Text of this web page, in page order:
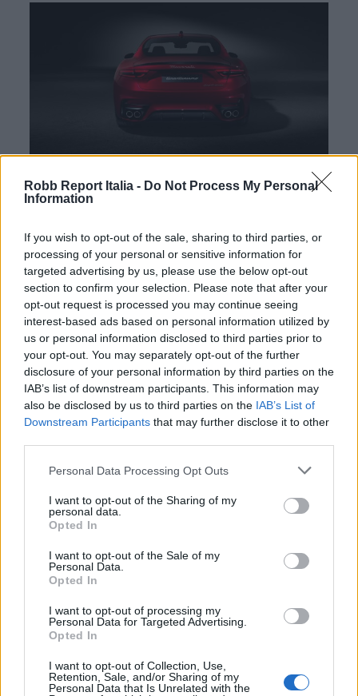
Robb Report Italia - Do Not Process My Personal
Information
If you wish to opt-out of the sale, sharing to third parties, or
processing of your personal or sensitive information for
targeted advertising by us, please use the below opt-out
section to confirm your selection. Please note that after your
opt-out request is processed you may continue seeing
interest-based ads based on personal information utilized by
us or personal information disclosed to third parties prior to
your opt-out. You may separately opt-out of the further
disclosure of your personal information by third parties on the
IAB’s list of downstream participants. This information may
also be disclosed by us to third parties on the IAB’s List of
Downstream Participants that may further disclose it to other
Personal Data Processing Opt Outs
I want to opt-out of the Sharing of my
personal data.
Opted In
I want to opt-out of the Sale of my
Personal Data.
Opted In
I want to opt-out of processing my
Personal Data for Targeted Advertising.
Opted In
I want to opt-out of Collection, Use,
Retention, Sale, and/or Sharing of my
Personal Data that Is Unrelated with the
Immagini courtesyMaserati
Per altri contenuti iscriviti alla newsletter di Robb
Report
Share